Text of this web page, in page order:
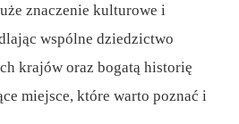
znaczenie kulturowe i
wspólne dziedzictwo
krajów oraz bogatą historię
miejsce, które warto poznać i